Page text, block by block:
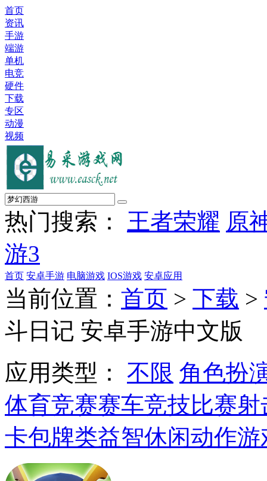
首页
资讯
手游
端游
单机
电竞
硬件
下载
专区
动漫
视频
热门搜索： 王者荣耀 原
游3
首页 安卓手游 电脑游戏 IOS游戏 安卓应用
当前位置： 首页 > 下载 >
斗日记 安卓手游中文版
应用类型：
不限 角色扮
体育竞赛赛车竞技比赛射
卡包牌类益智休闲动作游